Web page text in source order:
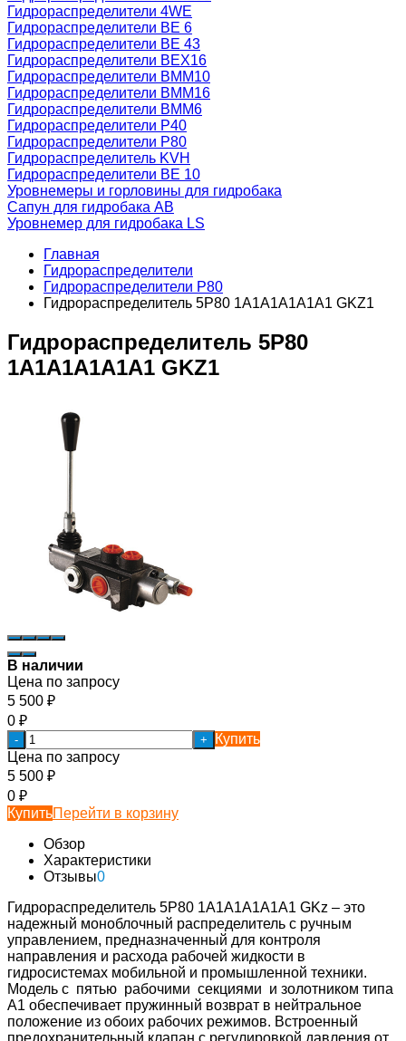
Гидрораспределители 4WE
Гидрораспределители ВЕ 6
Гидрораспределители ВЕ 43
Гидрораспределители ВЕХ16
Гидрораспределители ВММ10
Гидрораспределители ВММ16
Гидрораспределители ВММ6
Гидрораспределители Р40
Гидрораспределители Р80
Гидрораспределитель KVH
Гидрораспределители ВЕ 10
Уровнемеры и горловины для гидробака
Сапун для гидробака АВ
Уровнемер для гидробака LS
Главная
Гидрораспределители
Гидрораспределители Р80
Гидрораспределитель 5Р80 1А1А1А1А1А1 GKZ1
Гидрораспределитель 5Р80
1А1А1А1А1А1 GKZ1
В наличии
Цена по запросу
5 500 ₽
0 ₽
- +
Купить
Цена по запросу
5 500 ₽
0 ₽
КупитьПерейти в корзину
Обзор
Характеристики
Отзывы0
Гидрораспределитель 5Р80 1А1А1А1А1А1 GKz – это
надежный моноблочный распределитель с ручным
управлением, предназначенный для контроля
направления и расхода рабочей жидкости в
гидросистемах мобильной и промышленной техники.
Модель с пятью рабочими секциями и золотником типа
А1 обеспечивает пружинный возврат в нейтральное
положение из обоих рабочих режимов. Встроенный
предохранительный клапан с регулировкой давления от